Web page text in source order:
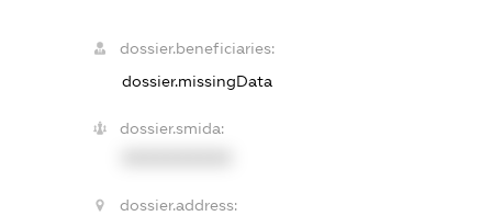
dossier.beneficiaries:
dossier.missingData
dossier.smida:
dossier.address: